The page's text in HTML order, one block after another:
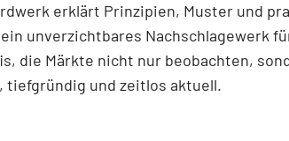
erklärt Prinzipien, Muster und
unverzichtbares Nachschlagewerk
die Märkte nicht nur beobachten,
tiefgründig und zeitlos aktuell.